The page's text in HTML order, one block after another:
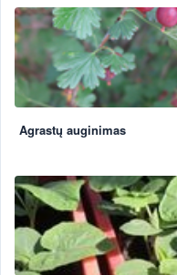
Agrastų auginimas